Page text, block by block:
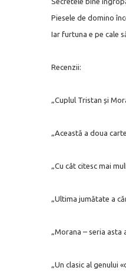
Piesele de domino
Iar furtuna e pe cale
Recenzii:
„Cuplul Tristan și
„Această a doua
„Cu cât citesc mai
„Ultima jumătate a
„Morana – seria
„Un clasic al